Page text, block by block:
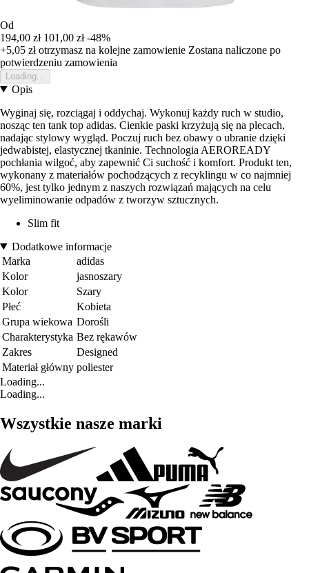
Od
194,00 zł 101,00 zł -48%
+5,05 złotrzymasz na kolejne zamowienie Zostana naliczone po
potwierdzeniu zamowienia
Loading...
Opis
Wyginaj się, rozciągaj i oddychaj. Wykonuj każdy ruch w studio,
nosząc ten tank top adidas. Cienkie paski krzyżują się na plecach,
nadając stylowy wygląd. Poczuj ruch bez obawy o ubranie dzięki
jedwabistej, elastycznej tkaninie. Technologia AEROREADY
pochłania wilgoć, aby zapewnić Ci suchość i komfort. Produkt ten,
wykonany z materiałów pochodzących z recyklingu w co najmniej
60%, jest tylko jednym z naszych rozwiązań mających na celu
wyeliminowanie odpadów z tworzyw sztucznych.
Slim fit
Dodatkowe informacje
Marka
adidas
Kolor
jasnoszary
Kolor
Szary
Płeć
Kobieta
Grupa wiekowa Dorośli
Charakterystyka Bez rękawów
Zakres
Designed
Materiał główny poliester
Loading...
Loading...
Wszystkie nasze marki